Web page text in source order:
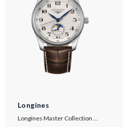
Longines